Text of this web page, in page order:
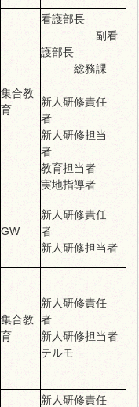
集合教
育
看護部長
副看
護部長
総務課
新人研修責任
者
新人研修担当
者
教育担当者
実地指導者
GW
新人研修責任
者
新人研修担当者
集合教
育
新人研修責任
者
新人研修担当者
テルモ
新人研修責任